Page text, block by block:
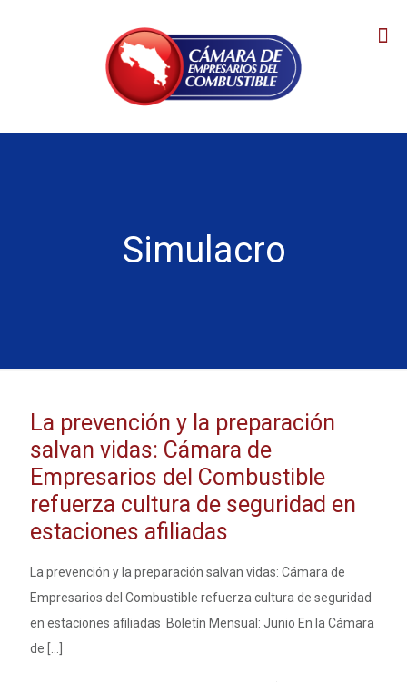
Simulacro
La prevención y la preparación
salvan vidas: Cámara de
Empresarios del Combustible
refuerza cultura de seguridad en
estaciones afiliadas
La prevención y la preparación salvan vidas: Cámara de
Empresarios del Combustible refuerza cultura de seguridad
en estaciones afiliadas Boletín Mensual: Junio En la Cámara
de